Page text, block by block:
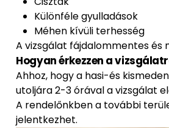
Különféle gyulladások
Méhen kívüli terhesség
A vizsgálat fájdalommentes és
Hogyan érkezzen a
Ahhoz, hogy a hasi-és
utoljára 2-3 órával a vizsgálat
A rendelőnkben a további
jelentkezhet.